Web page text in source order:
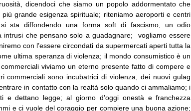
dicendoci che siamo un popolo addormentato che
grande esigenza spirituale; riteniamo aeroporti e centri
sta diffondendo una forma soft di fascismo, un odio
intrusi che pensano solo a guadagnare; vogliamo essere
con l’essere circondati da supermercati aperti tutta la
ultima speranza di violenza; il mondo consumistico è un
viviamo un eterno presente fatto di compere e
commerciali sono incubatrici di violenza, dei nuovi gulag
in contatto con la realtà solo quando ci ammaliamo; i
e dettano legge; al giorno d’oggi onestà e franchezza
e ci vuole del coraggio per compiere una buona azione;